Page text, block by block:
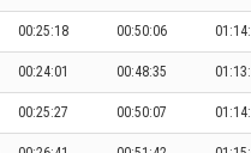
00:25:18 00:50:06
00:24:01 00:48:35
00:25:27 00:50:07